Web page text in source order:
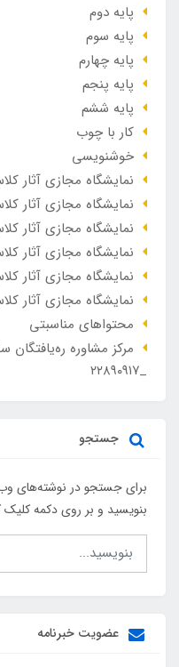
پایه دوم
پایه سوم
پایه چهارم
پایه پنجم
پایه ششم
کار با چوب
خوشنویسی
نمایشگاه مجازی آثار
نمایشگاه مجازی آثار
نمایشگاه مجازی آثار
نمایشگاه مجازی آثار
نمایشگاه مجازی آثار
نمایشگاه مجازی آثار
محتواهای مناسبتی
_۲۲۸۹۰۹۱۷
جستجو
برای جستجو در نوشته‌های
بنویسید و بر روی دکمه کلیک
عضویت خبرنامه